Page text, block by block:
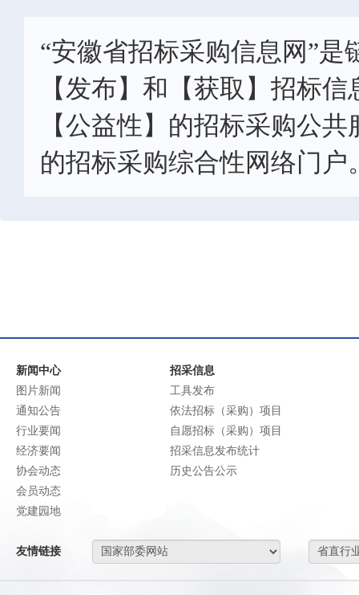
“安徽省招标采购信息网”
【发布】和【获取】招标
【公益性】的招标采购公
的招标采购综合性网络门户
新闻中心
图片新闻
通知公告
行业要闻
经济要闻
协会动态
会员动态
党建园地
招采信息
工具发布
依法招标（采购）项目
自愿招标（采购）项目
招采信息发布统计
历史公告公示
友情链接